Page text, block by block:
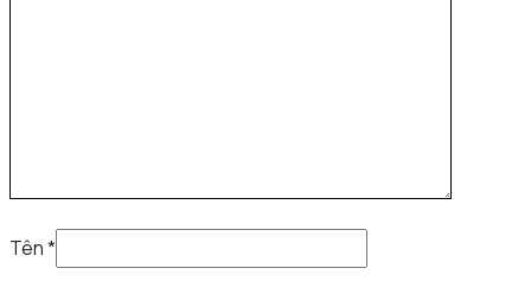
Tên*